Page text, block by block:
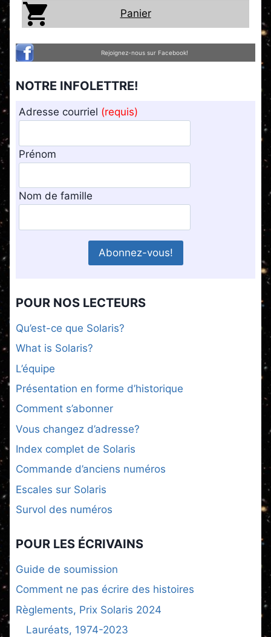
Panier
Rejoignez-nous sur Facebook!
NOTRE INFOLETTRE!
Adresse courriel (requis)
Prénom
Nom de famille
POUR NOS LECTEURS
Qu’est-ce que Solaris?
What is Solaris?
L’équipe
Présentation en forme d’historique
Comment s’abonner
Vous changez d’adresse?
Index complet de Solaris
Commande d’anciens numéros
Escales sur Solaris
Survol des numéros
POUR LES ÉCRIVAINS
Guide de soumission
Comment ne pas écrire des histoires
Règlements, Prix Solaris 2024
Lauréats, 1974-2023